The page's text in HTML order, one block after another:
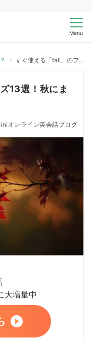
Menu
すぐ使える「fall」のフレーズ13選！秋にまつわる例文もご紹介
13選！秋にま
オンライン英会話ブログ
大増量中